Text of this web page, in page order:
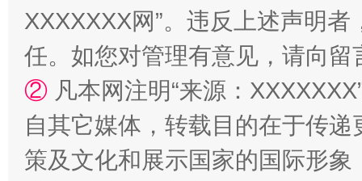
扯下公款旅游的“隐身衣” 如何以
XXXXXXX网”。违反上述声明
任。如您对管理有意见，请向
② 凡本网注明“来源：
自其它媒体，转载目的在于传
策及文化和展示国家的国际形